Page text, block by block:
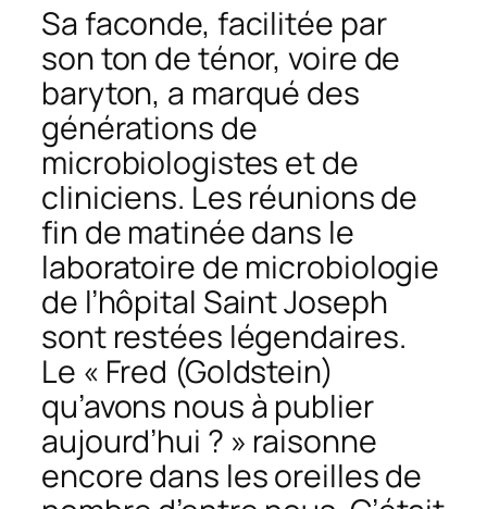
Sa faconde, facilitée par
son ton de ténor, voire de
baryton, a marqué des
générations de
microbiologistes et de
cliniciens. Les réunions de
fin de matinée dans le
laboratoire de microbiologie
de l’hôpital Saint Joseph
sont restées légendaires.
Le « Fred (Goldstein)
qu’avons nous à publier
aujourd’hui ? » raisonne
encore dans les oreilles de